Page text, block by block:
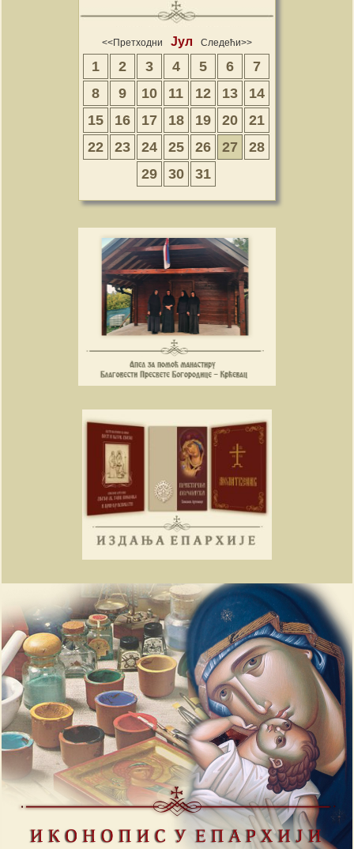
<<Претходни Јул Следећи>>
1 2 3 4 5 6
7
8
9 10 11 12 13
14
15
16 17 18 19 20
21
22
23 24 25 26 27
28
29
30 31